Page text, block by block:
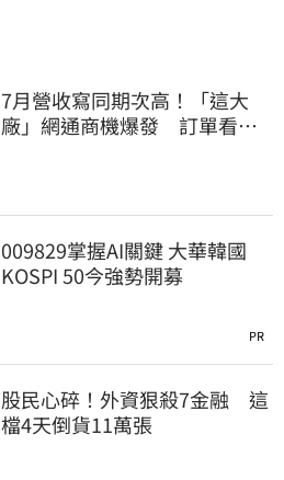
7月營收寫同期次高！「這大
廠」網通商機爆發 訂單看到
009829掌握AI關鍵 大華韓國
KOSPI 50今強勢開募
PR
股民心碎！外資狠殺7金融 這
檔4天倒貨11萬張